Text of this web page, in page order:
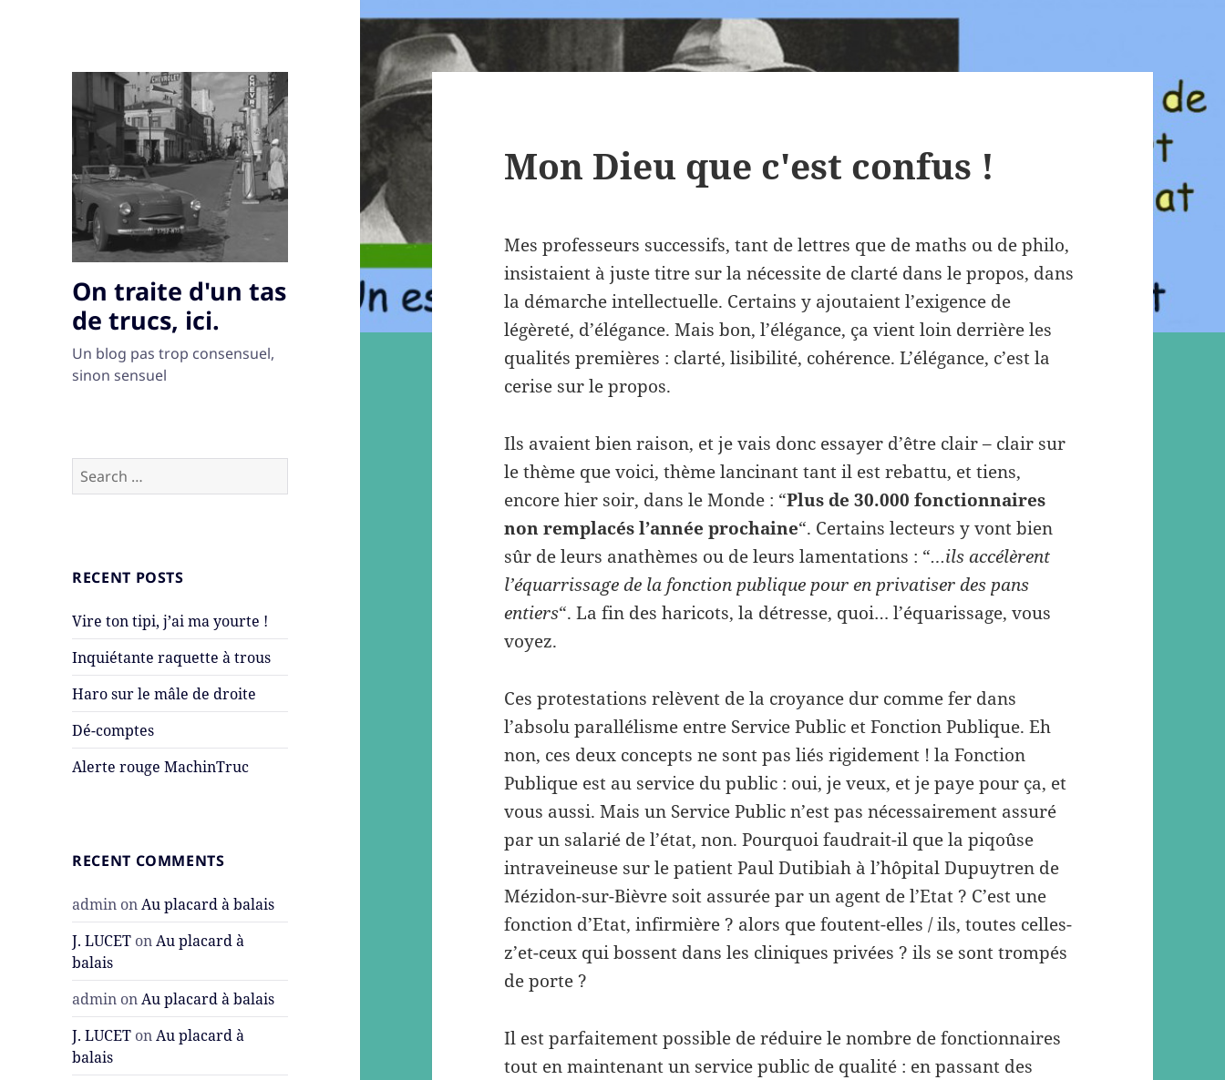
On traite d'un tas
de trucs, ici.
Un blog pas trop consensuel,
sinon sensuel
Search
for:
RECENT POSTS
Vire ton tipi, j’ai ma yourte !
Inquiétante raquette à trous
Haro sur le mâle de droite
Dé-comptes
Alerte rouge MachinTruc
RECENT COMMENTS
admin onAu placard à balais
J. LUCET onAu placard à
balais
admin onAu placard à balais
J. LUCET onAu placard à
balais
Mon Dieu que c'est confus !
Mes professeurs successifs, tant de lettres que de maths ou de philo,
insistaient à juste titre sur la nécessite de clarté dans le propos, dans
la démarche intellectuelle. Certains y ajoutaient l’exigence de
légèreté, d’élégance. Mais bon, l’élégance, ça vient loin derrière les
qualités premières : clarté, lisibilité, cohérence. L’élégance, c’est la
cerise sur le propos.
Ils avaient bien raison, et je vais donc essayer d’être clair – clair sur
le thème que voici, thème lancinant tant il est rebattu, et tiens,
encore hier soir, dans le Monde : “Plus de 30.000 fonctionnaires
non remplacés l’année prochaine“. Certains lecteurs y vont bien
sûr de leurs anathèmes ou de leurs lamentations : “…ils accélèrent
l’équarrissage de la fonction publique pour en privatiser des pans
entiers“. La fin des haricots, la détresse, quoi… l’équarissage, vous
voyez.
Ces protestations relèvent de la croyance dur comme fer dans
l’absolu parallélisme entre Service Public et Fonction Publique. Eh
non, ces deux concepts ne sont pas liés rigidement ! la Fonction
Publique est au service du public : oui, je veux, et je paye pour ça, et
vous aussi. Mais un Service Public n’est pas nécessairement assuré
par un salarié de l’état, non. Pourquoi faudrait-il que la piqoûse
intraveineuse sur le patient Paul Dutibiah à l’hôpital Dupuytren de
Mézidon-sur-Bièvre soit assurée par un agent de l’Etat ? C’est une
fonction d’Etat, infirmière ? alors que foutent-elles / ils, toutes celles-
z’et-ceux qui bossent dans les cliniques privées ? ils se sont trompés
de porte ?
Il est parfaitement possible de réduire le nombre de fonctionnaires
tout en maintenant un service public de qualité : en passant des